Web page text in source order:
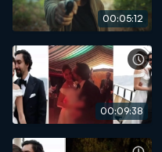
00:05:12
00:09:38